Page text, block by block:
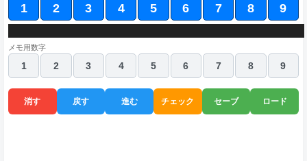
1 2 3 4 5 6 7 8 9
6 1 3 8
5
7 4 8 6
4 2
1 7 3
3 8 1 5
1 7 4 3
7 8 4
8 5
メモ用数字
1
2 3 4 5 6 7 8 9
消す 戻す 進む チェック セーブ ロード